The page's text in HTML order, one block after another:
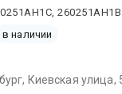
260251AH1B
в наличии
Киевская улица,